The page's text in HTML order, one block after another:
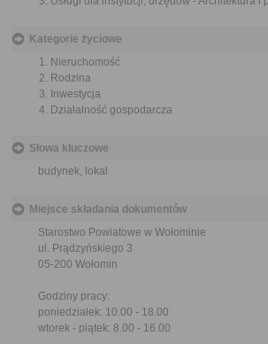
Kategorie życiowe
Nieruchomość
Rodzina
Inwestycja
Działalność gospodarcza
Słowa kluczowe
budynek, lokal
Miejsce składania dokumentów
Starostwo Powiatowe w Wołominie
ul. Prądzyńskiego 3
05-200 Wołomin
Godziny pracy:
poniedziałek: 10.00 - 18.00
wtorek - piątek: 8.00 - 16.00